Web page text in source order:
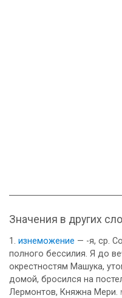
Значения в других
изнеможение — -я, ср.
полного бессилия. Я до
окрестностям Машука,
домой, бросился на
Лермонтов, Княжна Мери.